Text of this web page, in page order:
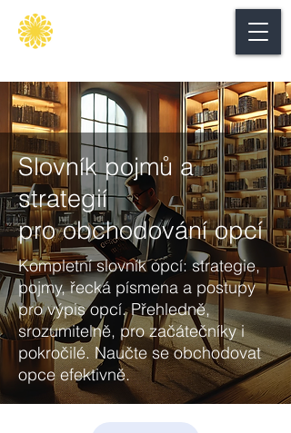
Slovník pojmů a
strategií
pro obchodování opcí
Kompletní slovník opcí: strategie,
pojmy, řecká písmena a postupy
pro výpis opcí. Přehledně,
srozumitelně, pro začátečníky i
pokročilé. Naučte se obchodovat
opce efektivně.